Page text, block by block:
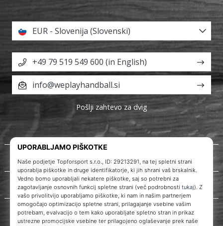
O nas
Storitve za stranke
EUR - Slovenija (Slovenski)
+49 79 519 549 600 (in English)
info@weplayhandball.si
Pošlji zahtevo za dvig